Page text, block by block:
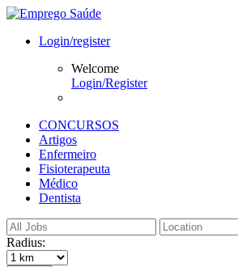
Login/register
Welcome
Login/Register
CONCURSOS
Artigos
Enfermeiro
Fisioterapeuta
Médico
Dentista
Radius: